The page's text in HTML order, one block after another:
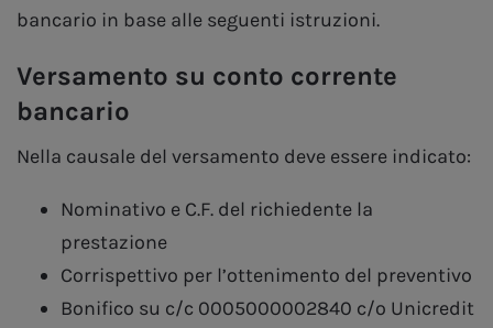
bancario in base alle seguenti istruzioni.
Versamento su conto corrente
bancario
Nella causale del versamento deve essere indicato:
Nominativo e C.F. del richiedente la
prestazione
Corrispettivo per l’ottenimento del preventivo
Bonifico su c/c 0005000002840 c/o Unicredit